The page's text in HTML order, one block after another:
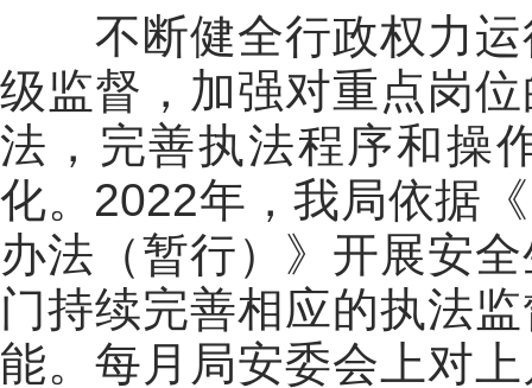
不断健全行政权力
级监督，加强对重点岗
法，完善执法程序和操
化。 2022年 ，我局依据
办法（暂行）》 开展安全
门持续完善相应的执法
能。每 月局安委会上对